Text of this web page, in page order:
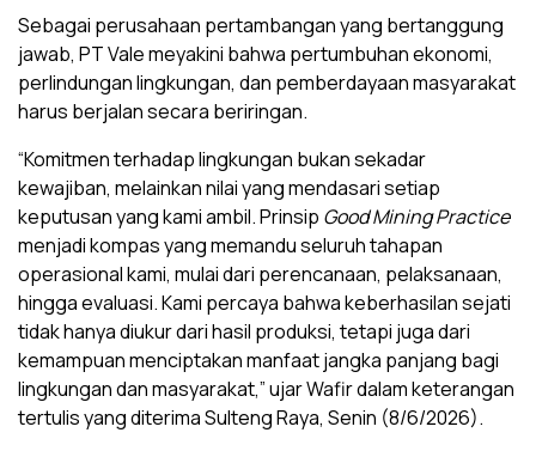
Sebagai perusahaan pertambangan yang bertanggung
jawab, PT Vale meyakini bahwa pertumbuhan ekonomi,
perlindungan lingkungan, dan pemberdayaan masyarakat
harus berjalan secara beriringan.
“Komitmen terhadap lingkungan bukan sekadar
kewajiban, melainkan nilai yang mendasari setiap
keputusan yang kami ambil. Prinsip Good Mining Practice
menjadi kompas yang memandu seluruh tahapan
operasional kami, mulai dari perencanaan, pelaksanaan,
hingga evaluasi. Kami percaya bahwa keberhasilan sejati
tidak hanya diukur dari hasil produksi, tetapi juga dari
kemampuan menciptakan manfaat jangka panjang bagi
lingkungan dan masyarakat,” ujar Wafir dalam keterangan
tertulis yang diterima Sulteng Raya, Senin (8/6/2026).